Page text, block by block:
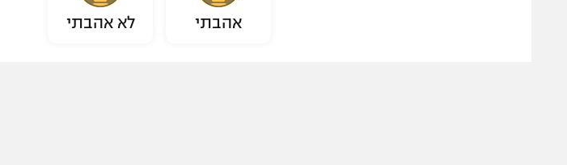
אהבתי לא אהבתי